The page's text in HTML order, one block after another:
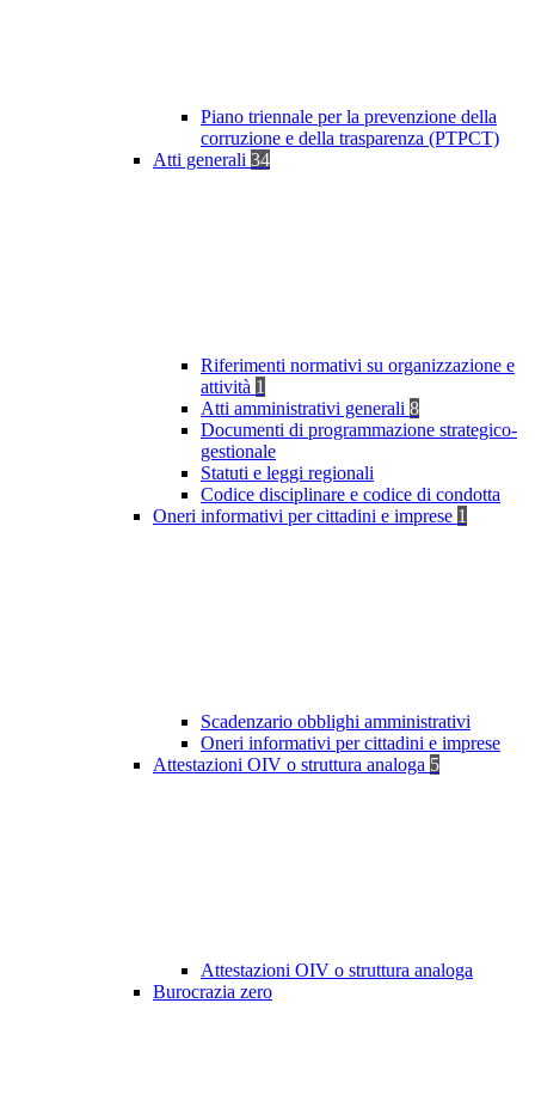
Piano triennale per la prevenzione della
corruzione e della trasparenza (PTPCT)
Atti generali 34
Riferimenti normativi su organizzazione e
attività 1
Atti amministrativi generali 8
Documenti di programmazione strategico-
gestionale
Statuti e leggi regionali
Codice disciplinare e codice di condotta
Oneri informativi per cittadini e imprese 1
Scadenzario obblighi amministrativi
Oneri informativi per cittadini e imprese
Attestazioni OIV o struttura analoga 5
Attestazioni OIV o struttura analoga
Burocrazia zero